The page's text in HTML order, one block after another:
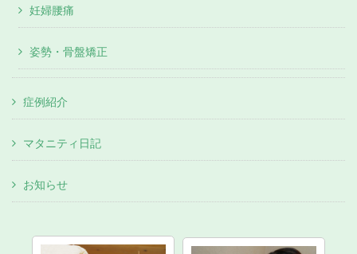
妊婦腰痛
姿勢・骨盤矯正
症例紹介
マタニティ日記
お知らせ